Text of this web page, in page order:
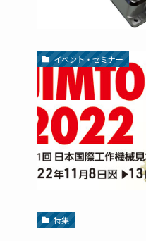
イベント・セミナー
特集